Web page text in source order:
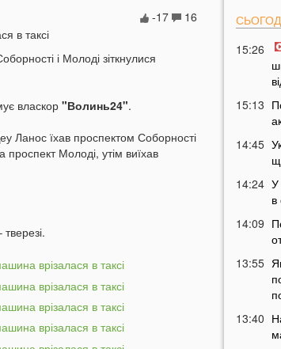
16
-17
і Молоді зіткнулися
власкор"Волинь24".
Ланос їхав проспектом Соборності
проспект Молоді, утім виїхав
15:26
15:13
14:45
14:24 У
в
14:09
13:55
13:40